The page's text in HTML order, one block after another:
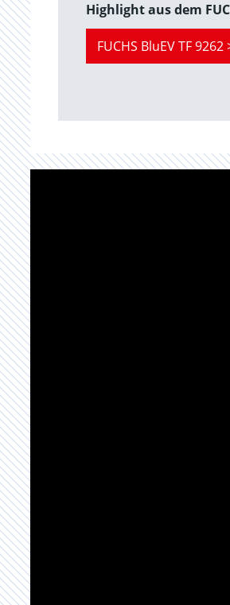
Highlight aus dem
FUCHS BluEV TF 9262